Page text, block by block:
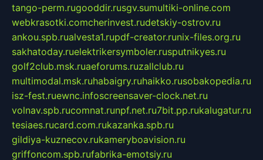
tango-perm.rugooddir.rusgv.sumultiki-online.com
webkrasotki.comcherinvest.rudetskiy-ostrov.ru
ankou.spb.rualvesta1.rupdf-creator.runix-files.org.ru
sakhatoday.ruelektrikersymboler.rusputnikyes.ru
golf2club.msk.ruaeforums.ruzallclub.ru
multimodal.msk.ruhabaigry.ruhaikko.rusobakopedia.ru
isz-fest.ruewnc.infoscreensaver-clock.net.ru
volnav.spb.rucomnat.runpf.net.ru7bit.pp.rukalugatur.ru
tesiaes.rucard.com.rukazanka.spb.ru
gildiya-kuznecov.rukameryboavision.ru
griffoncom.spb.rufabrika-emotsiy.ru